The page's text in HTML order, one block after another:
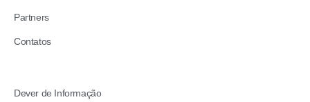
Partners
Contatos
Dever de Informação